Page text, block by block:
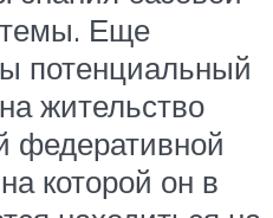
Еще
потенциальный
жительство
федеративной
которой он в